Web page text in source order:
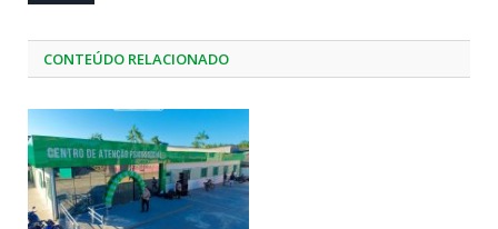
CONTEÚDO RELACIONADO